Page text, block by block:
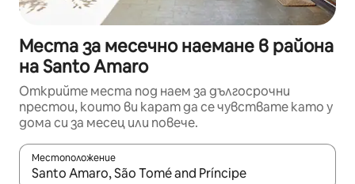
Места за месечно наемане в района
на Santo Amaro
Открийте места под наем за дългосрочни
престои, които ви карат да се чувствате като у
дома си за месец или повече.
Местоположение
Когато резултатите се покажат, използвайте